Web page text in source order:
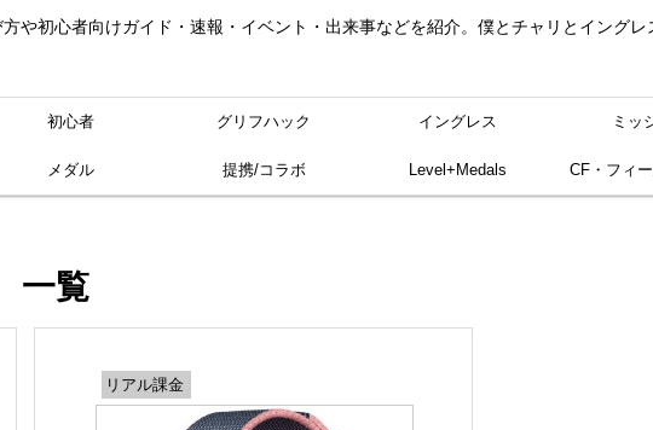
や初心者向けガイド・速報・イベント・出来事などを紹介。僕とチャリとイングレ
初心者 グリフハック イングレス ミッ
メダル 提携/コラボ Level+Medals CF・フィ
一覧
リアル課金